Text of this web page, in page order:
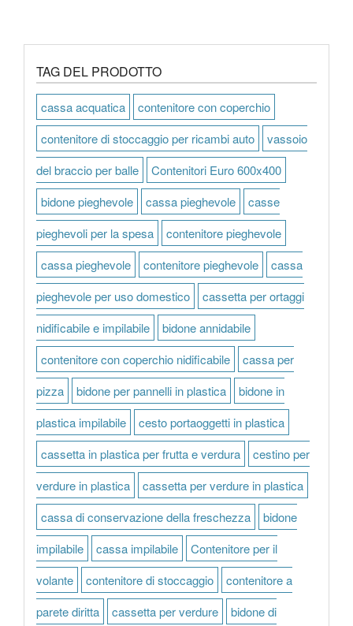
TAG DEL PRODOTTO
cassa acquatica
contenitore con coperchio
contenitore di stoccaggio per ricambi auto
vassoio
del braccio per balle
Contenitori Euro 600x400
bidone pieghevole
cassa pieghevole
casse
pieghevoli per la spesa
contenitore pieghevole
cassa pieghevole
contenitore pieghevole
cassa
pieghevole per uso domestico
cassetta per ortaggi
nidificabile e impilabile
bidone annidabile
contenitore con coperchio nidificabile
cassa per
pizza
bidone per pannelli in plastica
bidone in
plastica impilabile
cesto portaoggetti in plastica
cassetta in plastica per frutta e verdura
cestino per
verdure in plastica
cassetta per verdure in plastica
cassa di conservazione della freschezza
bidone
impilabile
cassa impilabile
Contenitore per il
volante
contenitore di stoccaggio
contenitore a
parete diritta
cassetta per verdure bidone di